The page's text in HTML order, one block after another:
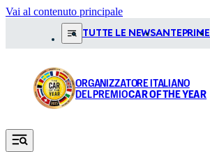
Vai al contenuto principale
TUTTE LE NEWSANTEPRIME
ORGANIZZATORE ITALIANO
DEL PREMIOCAR OF THE YEAR